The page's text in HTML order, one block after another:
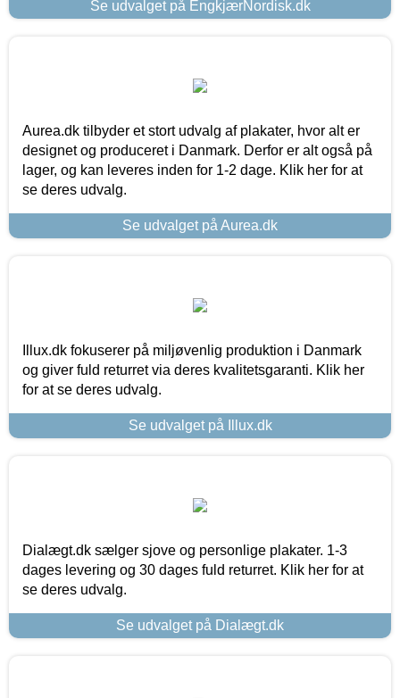
Se udvalget på EngkjærNordisk.dk
Aurea.dk tilbyder et stort udvalg af plakater, hvor alt er
designet og produceret i Danmark. Derfor er alt også på
lager, og kan leveres inden for 1-2 dage. Klik her for at
se deres udvalg.
Se udvalget på Aurea.dk
Illux.dk fokuserer på miljøvenlig produktion i Danmark
og giver fuld returret via deres kvalitetsgaranti. Klik her
for at se deres udvalg.
Se udvalget på Illux.dk
Dialægt.dk sælger sjove og personlige plakater. 1-3
dages levering og 30 dages fuld returret. Klik her for at
se deres udvalg.
Se udvalget på Dialægt.dk